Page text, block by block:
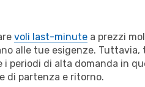
voli last-minute a prezzi
alle tue esigenze.
di alta domanda in
di partenza e ritorno.